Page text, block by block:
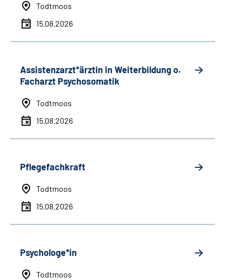
Todtmoos
15.08.2026
Assistenzarzt*ärztin in Weiterbildung o.
Facharzt Psychosomatik
Todtmoos
15.08.2026
Pflegefachkraft
Todtmoos
15.08.2026
Psychologe*in
Todtmoos